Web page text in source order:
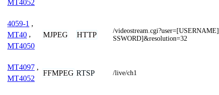
MT4052
4059-1 ,
MT40 ,
MT4050
MJPEG HTTP
/
SSWORD]&resolution=32
MT4097 ,
MT4052
FFMPEG RTSP /live/ch1